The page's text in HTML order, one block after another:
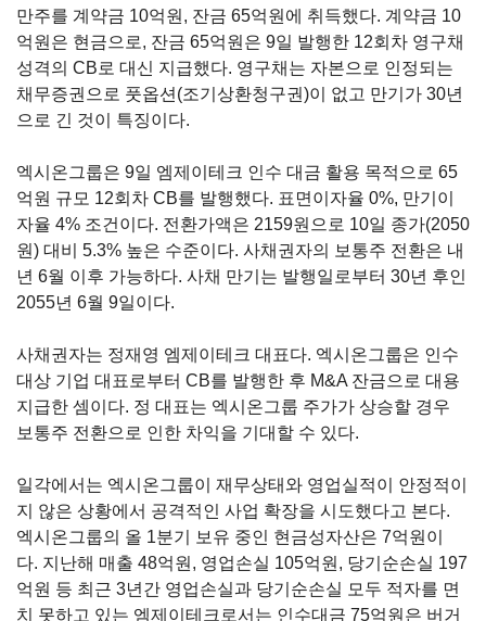
만주를 계약금 10억원 , 잔금 65억원에 취득했다. 계약금 10
억원은 현금으로, 잔금 65억원은 9일 발행한 12회차 영구채
성격의 CB 로 대신 지급했다. 영구채는 자본으로 인정되는
채무증권으로 풋옵션(조기상환청구권)이 없고 만기가 30년
으로 긴 것이 특징이다.
엑시온그룹은 9일 엠제이테크 인수 대금 활용 목적으로 65
억원 규모 12회차 CB를 발행했다. 표면이자율 0%, 만기이
자율 4% 조건이다. 전환가액은 2159원으로 10일 종가(2050
원) 대비 5.3% 높은 수준이다. 사채권자의 보통주 전환은 내
년 6월 이후 가능하다. 사채 만기는 발행일로부터 30년 후인
2055년 6월 9일이다.
사채권자는 정재영 엠제이테크 대표다. 엑시온그룹은 인수
대상 기업 대표로부터 CB를 발행한 후 M&A 잔금으로 대용
지급한 셈이다. 정 대표는 엑시온그룹 주가가 상승할 경우
보통주 전환으로 인한 차익을 기대할 수 있다.
일각에서는 엑시온그룹이 재무상태와 영업실적이 안정적이
지 않은 상황에서 공격적인 사업 확장을 시도했다고 본다.
엑시온그룹의 올 1분기 보유 중인 현금성자산은 7억원이
다. 지난해 매출 48억원 , 영업손실 105억원, 당기순손실 197
억원 등 최 근 3년간 영업손실과 당기순손실 모두 적자를 면
치 못하고 있는 엠제이테크로서는 인수대금 75억원은 버거